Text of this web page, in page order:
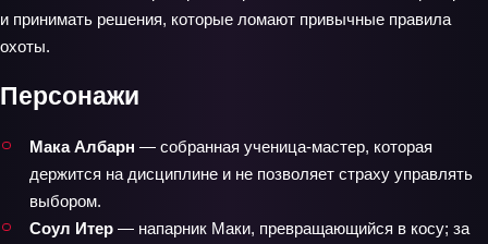
и принимать решения, которые ломают привычные правила
охоты.
Персонажи
Мака Албарн — собранная ученица‑мастер, которая
держится на дисциплине и не позволяет страху управлять
выбором.
Соул Итер — напарник Маки, превращающийся в косу; за